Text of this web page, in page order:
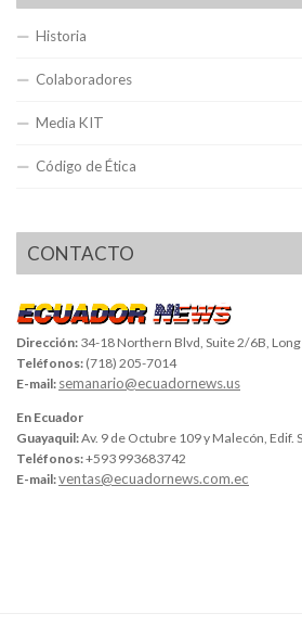
Historia
Colaboradores
Media KIT
Código de Ética
CONTACTO
Dirección: 34-18 Northern Blvd, Suite 2/6B,
Teléfonos: (718) 205-7014
E-mail: semanario@ecuadornews.us
En Ecuador
Guayaquil:Av. 9 de Octubre 109 y Malecón, Edif.
Teléfonos:+593 993683742
E-mail:ventas@ecuadornews.com.ec